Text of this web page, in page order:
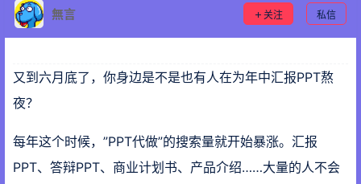
無言 关注 私信
又到六月底了，你身边是不是也有人在为年中汇报PPT熬
夜？
每年这个时候，”PPT代做”的搜索量就开始暴涨。汇报
PPT、答辩PPT、商业计划书、产品介绍……大量的人不会